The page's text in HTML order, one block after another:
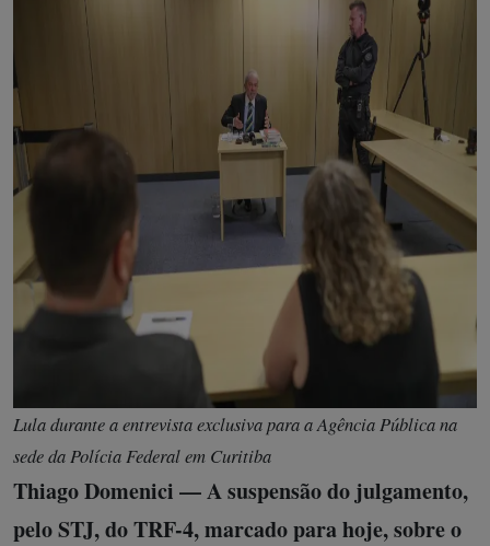
Lula durante a entrevista exclusiva para a Agência Pública na
sede da Polícia Federal em Curitiba
Thiago Domenici — A suspensão do julgamento,
pelo STJ, do TRF-4, marcado para hoje, sobre o